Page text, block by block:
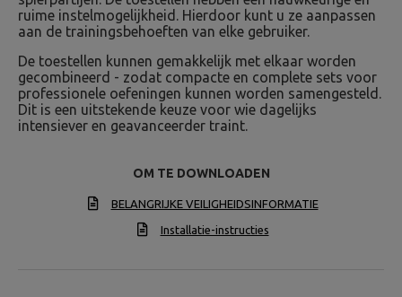
ruime instelmogelijkheid. Hierdoor kunt u ze aanpassen
aan de trainingsbehoeften van elke gebruiker.
De toestellen kunnen gemakkelijk met elkaar worden
gecombineerd - zodat compacte en complete sets voor
professionele oefeningen kunnen worden samengesteld.
Dit is een uitstekende keuze voor wie dagelijks
intensiever en geavanceerder traint.
OM TE DOWNLOADEN
BELANGRIJKE VEILIGHEIDSINFORMATIE
Installatie-instructies